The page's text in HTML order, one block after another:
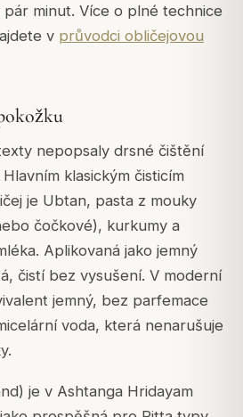
minut. Více o plné technice
v průvodci obličejovou
nepopsaly drsné čištění
klasickým čisticím
je Ubtan, pasta z mouky
čočkové), kurkumy a
Aplikovaná jako jemný
čistí bez vysušení. V moderní
jemný, bez parfemace
voda, která nenarušuje
je v Ashtanga Hridayam